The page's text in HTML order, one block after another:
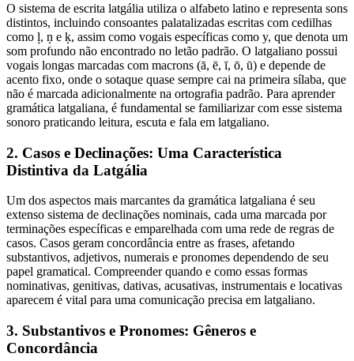
O sistema de escrita latgália utiliza o alfabeto latino e representa sons
distintos, incluindo consoantes palatalizadas escritas com cedilhas
como ļ, ņ e ķ, assim como vogais específicas como y, que denota um
som profundo não encontrado no letão padrão. O latgaliano possui
vogais longas marcadas com macrons (ā, ē, ī, ō, ū) e depende de
acento fixo, onde o sotaque quase sempre cai na primeira sílaba, que
não é marcada adicionalmente na ortografia padrão. Para aprender
gramática latgaliana, é fundamental se familiarizar com esse sistema
sonoro praticando leitura, escuta e fala em latgaliano.
2. Casos e Declinações: Uma Característica
Distintiva da Latgália
Um dos aspectos mais marcantes da gramática latgaliana é seu
extenso sistema de declinações nominais, cada uma marcada por
terminações específicas e emparelhada com uma rede de regras de
casos. Casos geram concordância entre as frases, afetando
substantivos, adjetivos, numerais e pronomes dependendo de seu
papel gramatical. Compreender quando e como essas formas
nominativas, genitivas, dativas, acusativas, instrumentais e locativas
aparecem é vital para uma comunicação precisa em latgaliano.
3. Substantivos e Pronomes: Gêneros e
Concordância